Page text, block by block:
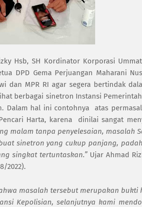
Hsb, SH Kordinator Korporasi
DPD Gema Perjuangan Maharani
dan MPR RI agar segera bertindak
berbagai sinetron Instansi
Dalam hal ini contohnya
atas
Harta, karena
dinilai sangat
malam tanpa penyelesaian, masalah
sinetron yang cukup panjang,
singkat tertuntaskan.” Ujar Ahmad
2022).
masalah tersebut merupakan bukti
Kepolisian, selanjutnya kami